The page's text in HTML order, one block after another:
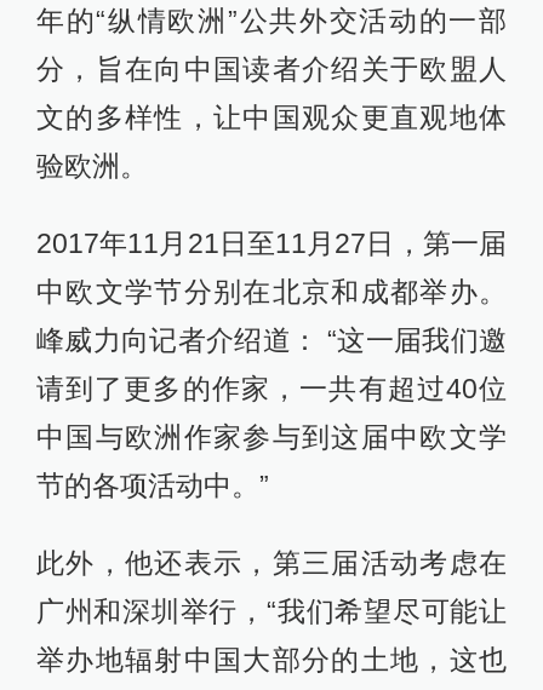
年的“纵情欧洲”公共外交活动的一部
分，旨在向中国读者介绍关于欧盟人
文的多样性，让中国观众更直观地体
验欧洲。
2017年11月21日至11月27日，第一届
中欧文学节分别在北京和成都举办。
峰威力向记者介绍道： “这一届我们邀
请到了更多的作家，一共有超过40位
中国与欧洲作家参与到这届中欧文学
节的各项活动中。”
此外，他还表示，第三届活动考虑在
广州和深圳举行，“我们希望尽可能让
举办地辐射中国大部分的土地，这也